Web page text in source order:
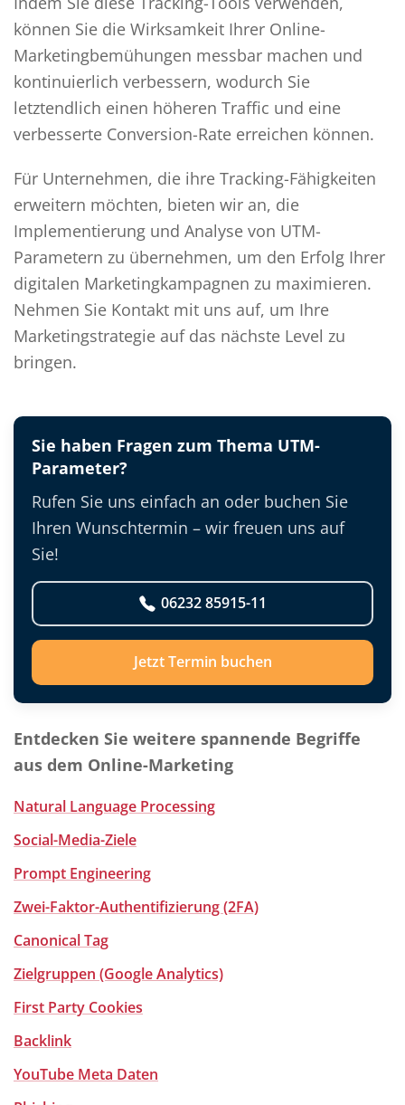
können Sie die Wirksamkeit Ihrer Online-
Marketingbemühungen messbar machen und
kontinuierlich verbessern, wodurch Sie
letztendlich einen höheren Traffic und eine
verbesserte Conversion-Rate erreichen können.
Für Unternehmen, die ihre Tracking-Fähigkeiten
erweitern möchten, bieten wir an, die
Implementierung und Analyse von UTM-
Parametern zu übernehmen, um den Erfolg Ihrer
digitalen Marketingkampagnen zu maximieren.
Nehmen Sie Kontakt mit uns auf, um Ihre
Marketingstrategie auf das nächste Level zu
bringen.
Sie haben Fragen zum Thema UTM-
Parameter?
Rufen Sie uns einfach an oder buchen Sie
Ihren Wunschtermin – wir freuen uns auf
Sie!
06232 85915-11
Jetzt Termin buchen
Entdecken Sie weitere spannende Begriffe
aus dem Online-Marketing
Natural Language Processing
Social-Media-Ziele
Prompt Engineering
Zwei-Faktor-Authentifizierung (2FA)
Canonical Tag
Zielgruppen (Google Analytics)
First Party Cookies
Backlink
YouTube Meta Daten